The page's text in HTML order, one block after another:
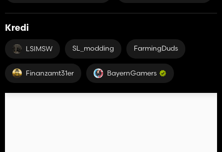
Kredi
LSIMSW SL_modding FarmingDuds
Finanzamt31er BayernGamers